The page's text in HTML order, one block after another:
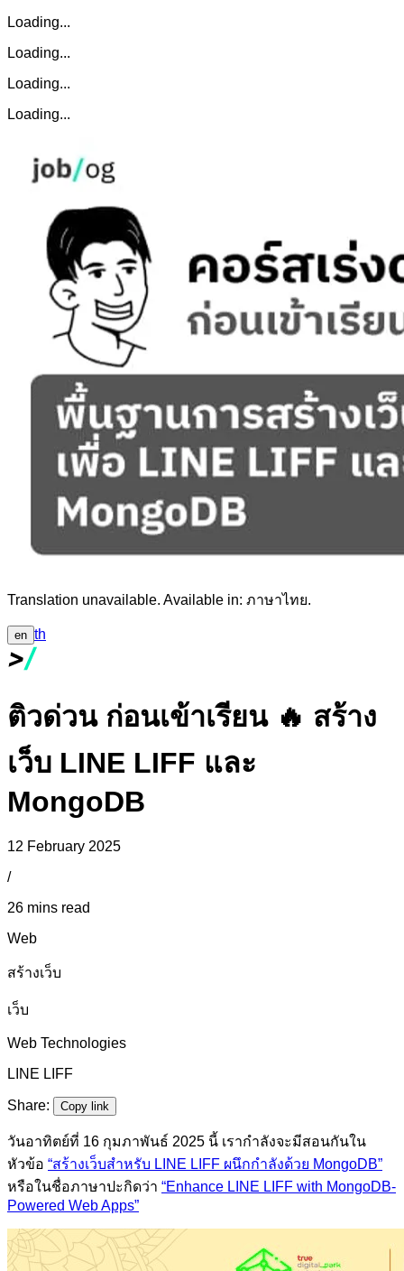
Loading...
Loading...
Loading...
Loading...
Translation unavailable. Available in: ภาษาไทย.
en th
ติวด่วน ก่อนเข้าเรียน 🔥 สร้าง
เว็บ LINE LIFF และ
MongoDB
12 February 2025
/
26 mins read
Web
สร้างเว็บ
เว็บ
Web Technologies
LINE LIFF
Share: Copy link
วันอาทิตย์ที่ 16 กุมภาพันธ์ 2025 นี้ เรากำลังจะมีสอนกันใน
หัวข้อ “สร้างเว็บสำหรับ LINE LIFF ผนึกกำลังด้วย MongoDB”
หรือในชื่อภาษาปะกิดว่า “Enhance LINE LIFF with MongoDB-
Powered Web Apps”